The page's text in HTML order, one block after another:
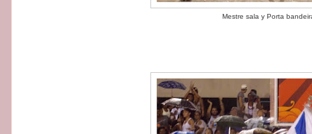
Mestre sala y Porta